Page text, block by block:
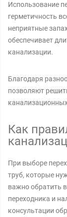
Использование
герметичность
неприятные
обеспечивает
канализации.
Благодаря
позволяют
Как
При выборе
труб, которые
важно обратить
переходника и
консультации